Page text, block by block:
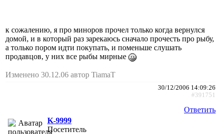
к сожалению, я про миноров прочел только когда вернулся
домой, и в который раз зарекаюсь сначало прочесть про рыбу,
а только пором идти покупать, и поменьше слушать
продавцов, у них все рыбы мирные
Изменено 30.12.06 автор TiamaT
30/12/2006 14:09:26
#391751
Ответить
K-9999
Посетитель